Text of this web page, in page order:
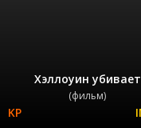
Хэллоуин убивает
(фильм)